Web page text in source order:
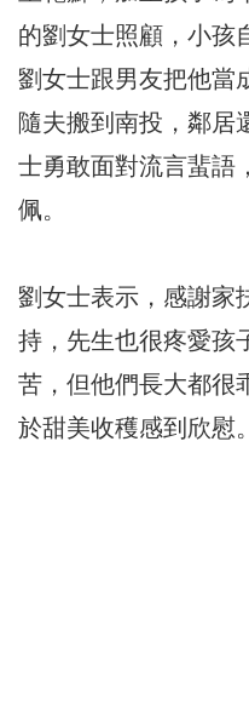
的劉女士照顧，小孩
劉女士跟男友把他當
隨夫搬到南投，鄰居
士勇敢面對流言蜚語
佩。
劉女士表示，感謝家
持，先生也很疼愛孩
苦，但他們長大都很
於甜美收穫感到欣慰。